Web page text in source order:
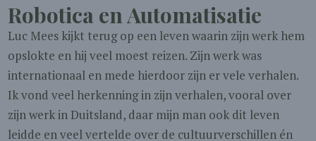
Robotica en Automatisatie
Luc Mees kijkt terug op een leven waarin zijn werk hem
opslokte en hij veel moest reizen. Zijn werk was
internationaal en mede hierdoor zijn er vele verhalen.
Ik vond veel herkenning in zijn verhalen, vooral over
zijn werk in Duitsland, daar mijn man ook dit leven
leidde en veel vertelde over de cultuurverschillen én